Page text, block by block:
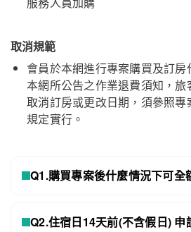
取消規範
會員於本網進行專案購買及訂
本網所公告之作業退費須知，旅
取消訂房或更改日期，須參照
規定實行。
Q1.購買專案後什麼情況下可全
Q2.住宿日14天前(不含假日) 申